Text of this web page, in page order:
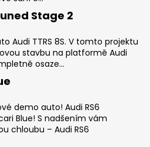
Stage 2
Audi TTRS 8S. V tomto projektu
stavbu na platformě Audi
osaze...
demo auto! Audi RS6
Blue! S nadšením vám
chloubu – Audi RS6